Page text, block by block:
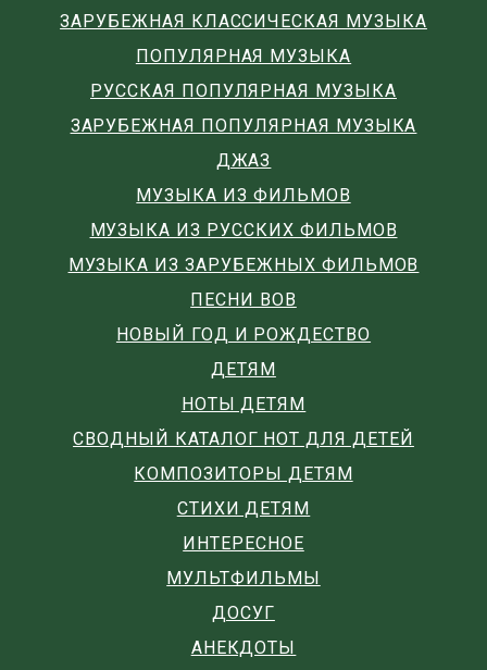
ЗАРУБЕЖНАЯ КЛАССИЧЕСКАЯ МУЗЫКА
ПОПУЛЯРНАЯ МУЗЫКА
РУССКАЯ ПОПУЛЯРНАЯ МУЗЫКА
ЗАРУБЕЖНАЯ ПОПУЛЯРНАЯ МУЗЫКА
ДЖАЗ
МУЗЫКА ИЗ ФИЛЬМОВ
МУЗЫКА ИЗ РУССКИХ ФИЛЬМОВ
МУЗЫКА ИЗ ЗАРУБЕЖНЫХ ФИЛЬМОВ
ПЕСНИ ВОВ
НОВЫЙ ГОД И РОЖДЕСТВО
ДЕТЯМ
НОТЫ ДЕТЯМ
СВОДНЫЙ КАТАЛОГ НОТ ДЛЯ ДЕТЕЙ
КОМПОЗИТОРЫ ДЕТЯМ
СТИХИ ДЕТЯМ
ИНТЕРЕСНОЕ
МУЛЬТФИЛЬМЫ
ДОСУГ
АНЕКДОТЫ